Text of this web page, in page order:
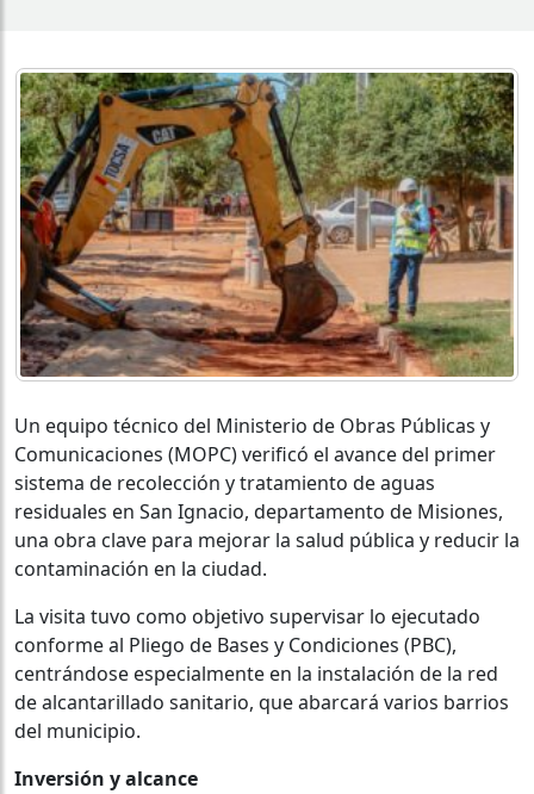
Un equipo técnico del Ministerio de Obras Públicas y
Comunicaciones (MOPC) verificó el avance del primer
sistema de recolección y tratamiento de aguas
residuales en San Ignacio, departamento de Misiones,
una obra clave para mejorar la salud pública y reducir la
contaminación en la ciudad.
La visita tuvo como objetivo supervisar lo ejecutado
conforme al Pliego de Bases y Condiciones (PBC),
centrándose especialmente en la instalación de la red
de alcantarillado sanitario, que abarcará varios barrios
del municipio.
Inversión y alcance